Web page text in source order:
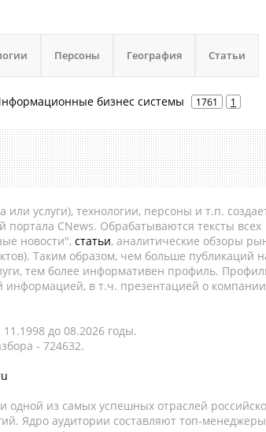
Персоны География Статьи
бизнес системы 1761 1
услуги), технологии, персоны и т.п.
портала CNews. Обрабатываются тексты всех
новости", статьи, аналитические обзоры
Таким образом, чем больше публикаций
тем более информативен профиль.
в т.ч. презентацией о
до 08.2026 годы.
- 724632.
одной из самых успешных отраслей
Ядро аудитории составляют топ-